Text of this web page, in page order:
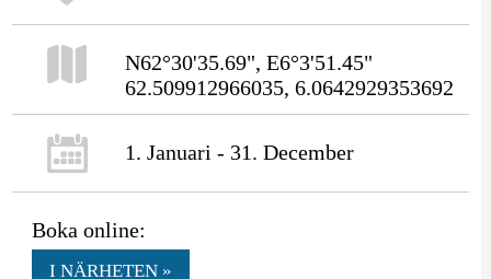
N62°30'35.69", E6°3'51.45"
62.509912966035, 6.0642929353692
1. Januari - 31. December
Boka online:
I NÄRHETEN »